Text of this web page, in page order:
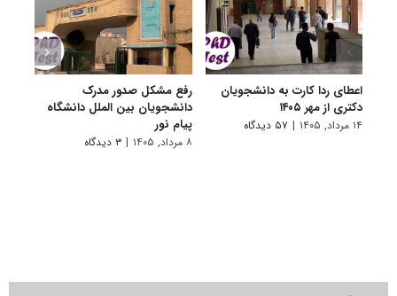
اعطای ردا کارت به دانشجویان
دکتری از مهر ۱۴۰۵
۱۴ مرداد, ۱۴۰۵ | ۵۷ دیدگاه
رفع مشکل صدور مدرک
دانشجویان بین الملل دانشگاه
پیام نور
۸ مرداد, ۱۴۰۵ | ۳ دیدگاه